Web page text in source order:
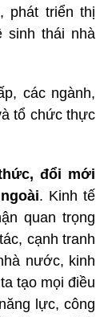
phát triển thị
sinh thái nhà
các ngành,
tổ chức thực
đổi mới
. Kinh tế
quan trọng
cạnh tranh
nước, kinh
tạo mọi điều
lực, công